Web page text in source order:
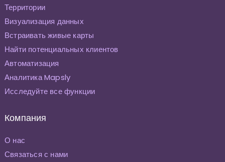
Территории
Визуализация данных
Встраивать живые карты
Найти потенциальных клиентов
Автоматизация
Аналитика Mapsly
Исследуйте все функции
Компания
О нас
Связаться с нами